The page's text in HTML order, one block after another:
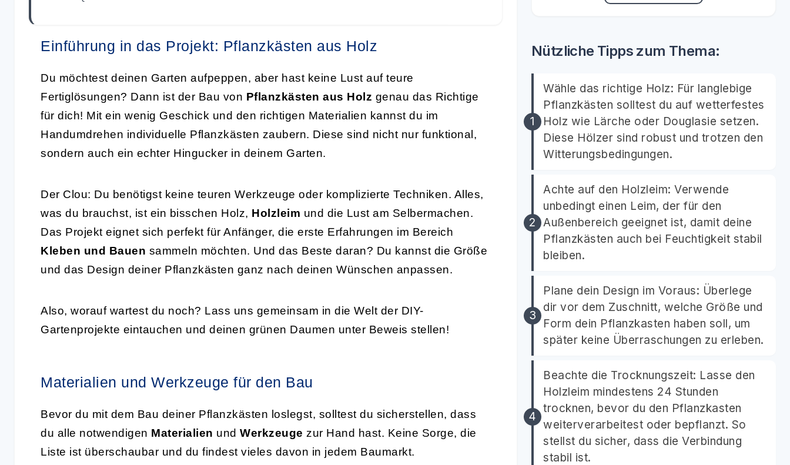
Einführung in das Projekt: Pflanzkästen aus Holz
Du möchtest deinen Garten aufpeppen, aber hast keine Lust auf teure
Fertiglösungen? Dann ist der Bau von Pflanzkästen aus Holz genau das Richtige
für dich! Mit ein wenig Geschick und den richtigen Materialien kannst du im
Handumdrehen individuelle Pflanzkästen zaubern. Diese sind nicht nur funktional,
sondern auch ein echter Hingucker in deinem Garten.
Der Clou: Du benötigst keine teuren Werkzeuge oder komplizierte Techniken. Alles,
was du brauchst, ist ein bisschen Holz, Holzleim und die Lust am Selbermachen.
Das Projekt eignet sich perfekt für Anfänger, die erste Erfahrungen im Bereich
Kleben und Bauen sammeln möchten. Und das Beste daran? Du kannst die Größe
und das Design deiner Pflanzkästen ganz nach deinen Wünschen anpassen.
Also, worauf wartest du noch? Lass uns gemeinsam in die Welt der DIY-
Gartenprojekte eintauchen und deinen grünen Daumen unter Beweis stellen!
Materialien und Werkzeuge für den Bau
Bevor du mit dem Bau deiner Pflanzkästen loslegst, solltest du sicherstellen, dass
du alle notwendigen Materialien und Werkzeuge zur Hand hast. Keine Sorge, die
Liste ist überschaubar und du findest vieles davon in jedem Baumarkt.
Nützliche Tipps zum Thema:
Wähle das richtige Holz: Für langlebige
Pflanzkästen solltest du auf wetterfestes
Holz wie Lärche oder Douglasie setzen.
Diese Hölzer sind robust und trotzen den
Witterungsbedingungen.
Achte auf den Holzleim: Verwende
unbedingt einen Leim, der für den
Außenbereich geeignet ist, damit deine
Pflanzkästen auch bei Feuchtigkeit stabil
bleiben.
Plane dein Design im Voraus: Überlege
dir vor dem Zuschnitt, welche Größe und
Form dein Pflanzkasten haben soll, um
später keine Überraschungen zu erleben.
Beachte die Trocknungszeit: Lasse den
Holzleim mindestens 24 Stunden
trocknen, bevor du den Pflanzkasten
weiterverarbeitest oder bepflanzt. So
stellst du sicher, dass die Verbindung
stabil ist.